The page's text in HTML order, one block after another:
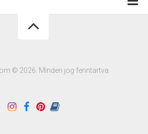
© 2026. Minden jog fenntartva.